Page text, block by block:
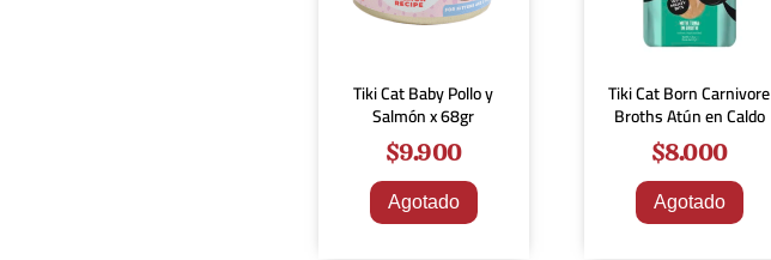
Tiki Cat Baby Pollo y
Salmón x 68gr
$9.900
Agotado
Tiki Cat Born Carnivore
Broths Atún en Caldo
$8.000
Agotado